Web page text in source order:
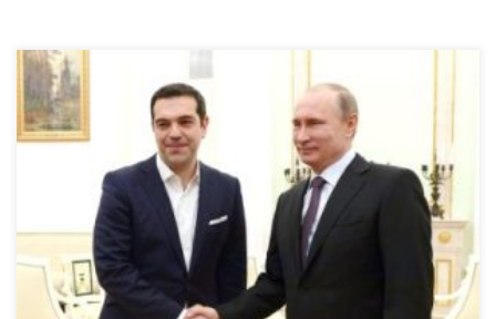
El Gobierno griego ha dado un paso adelante en su política
exterior acercándose a Rusia para trazar nuevos caminos hacia la
recuperación. Sin embargo, desde Bruselas se encargan de
recordar los compromisos que Grecia tiene con las instituciones
europeas y advierten de que distanciarse de la Unión Europea
supondría un […]